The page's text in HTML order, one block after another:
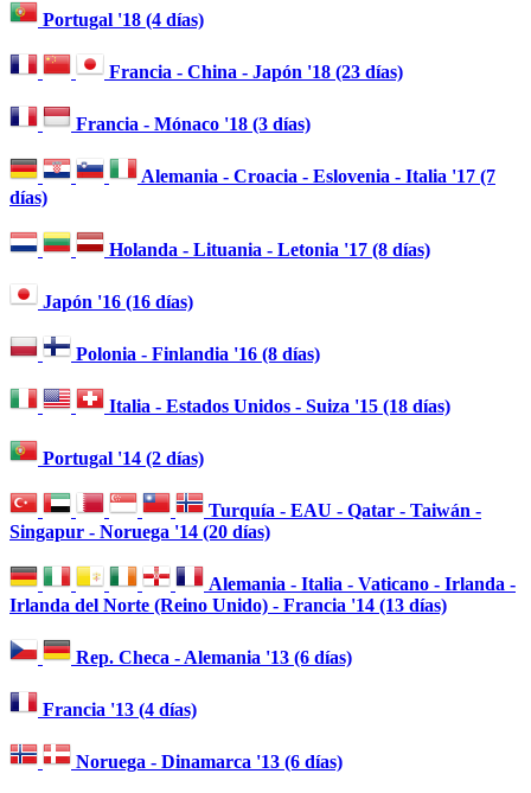
Portugal '18 (4 días)
Francia - China - Japón '18 (23 días)
Francia - Mónaco '18 (3 días)
Alemania - Croacia - Eslovenia - Italia '17 (7
días)
Holanda - Lituania - Letonia '17 (8 días)
Japón '16 (16 días)
Polonia - Finlandia '16 (8 días)
Italia - Estados Unidos - Suiza '15 (18 días)
Portugal '14 (2 días)
Turquía - EAU - Qatar - Taiwán -
Singapur - Noruega '14 (20 días)
Alemania - Italia - Vaticano - Irlanda -
Irlanda del Norte (Reino Unido) - Francia '14 (13 días)
Rep. Checa - Alemania '13 (6 días)
Francia '13 (4 días)
Noruega - Dinamarca '13 (6 días)